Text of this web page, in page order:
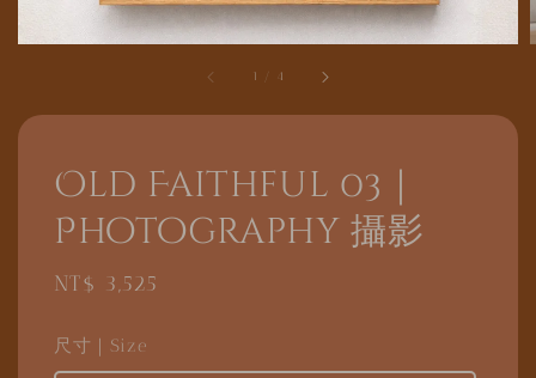
1 4
Old Faithful 03｜
Photography 攝影
Regular
NT$ 3,525
尺寸｜Size